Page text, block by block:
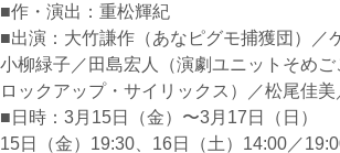
■作・演出：重松輝紀
■出演：大竹謙作（あなピグモ捕獲団）／
小柳緑子／田島宏人（演劇ユニットそめ
ロックアップ・サイリックス）／松尾佳
■日時：3月15日（金）〜3月17日（日）
15日（金）19:30、16日（土）14:00／